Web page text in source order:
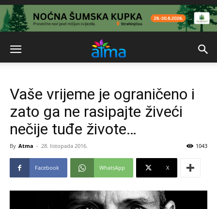
Vaše vrijeme je ograničeno i
zato ga ne rasipajte živeći
nečije tuđe živote…
By Atma - 28. listopada 2016. 1043
Facebook WhatsApp X